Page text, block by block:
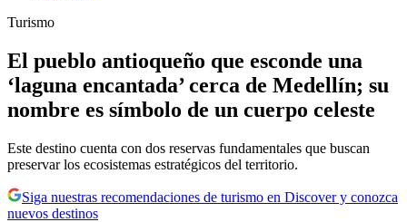
Turismo
El pueblo antioqueño que esconde una
‘laguna encantada’ cerca de Medellín; su
nombre es símbolo de un cuerpo celeste
Este destino cuenta con dos reservas fundamentales que buscan
preservar los ecosistemas estratégicos del territorio.
Siga nuestras recomendaciones de turismo en Discover y conozca
nuevos destinos